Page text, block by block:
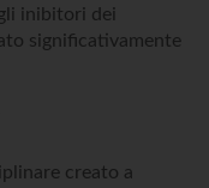
inibitori dei
significativamente
creato a